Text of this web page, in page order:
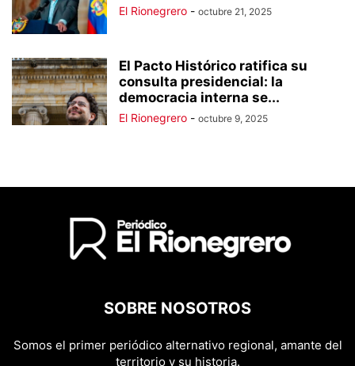
El Rionegrero - octubre 21, 2025
El Pacto Histórico ratifica su
consulta presidencial: la
democracia interna se...
El Rionegrero - octubre 9, 2025
SOBRE NOSOTROS
Somos el primer periódico alternativo regional, amante del
territorio y su historia.